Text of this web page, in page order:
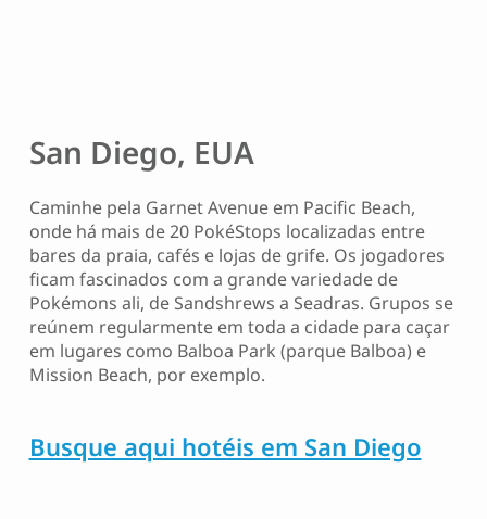
San Diego, EUA
Caminhe pela Garnet Avenue em Pacific Beach,
onde há mais de 20 PokéStops localizadas entre
bares da praia, cafés e lojas de grife. Os jogadores
ficam fascinados com a grande variedade de
Pokémons ali, de Sandshrews a Seadras. Grupos se
reúnem regularmente em toda a cidade para caçar
em lugares como Balboa Park (parque Balboa) e
Mission Beach, por exemplo.
Busque aqui hotéis em San Diego